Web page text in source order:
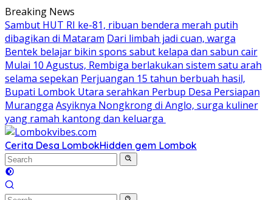
Skip
to
content
Breaking News
Sambut HUT RI ke-81, ribuan bendera merah putih
dibagikan di Mataram Dari limbah jadi cuan, warga
Bentek belajar bikin spons sabut kelapa dan sabun cair
Mulai 10 Agustus, Rembiga berlakukan sistem satu arah
selama sepekan Perjuangan 15 tahun berbuah hasil,
Bupati Lombok Utara serahkan Perbup Desa Persiapan
Murangga Asyiknya Nongkrong di Anglo, surga kuliner
yang ramah kantong dan keluarga
Cerita Desa LombokHidden gem Lombok